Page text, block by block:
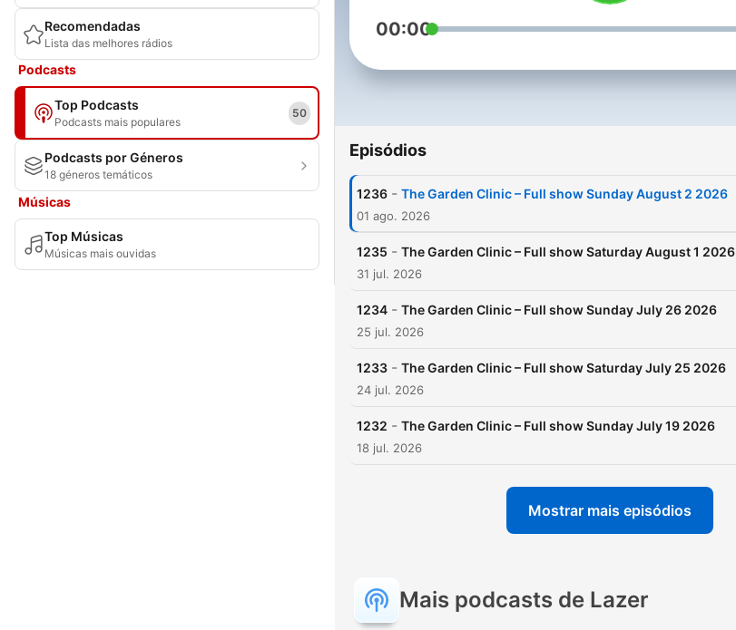
Recomendadas
Lista das melhores rádios
Podcasts
Top Podcasts
Podcasts mais populares
50
Podcasts por Géneros
18 géneros temáticos
Músicas
Top Músicas
Músicas mais ouvidas
00:00
Episódios
1236 - The Garden Clinic – Full show Sunday August 2 2026
01 ago. 2026
1235 - The Garden Clinic – Full show Saturday August 1 2026
31 jul. 2026
1234 - The Garden Clinic – Full show Sunday July 26 2026
25 jul. 2026
1233 - The Garden Clinic – Full show Saturday July 25 2026
24 jul. 2026
1232 - The Garden Clinic – Full show Sunday July 19 2026
18 jul. 2026
Mostrar mais episódios
Mais podcasts de Lazer